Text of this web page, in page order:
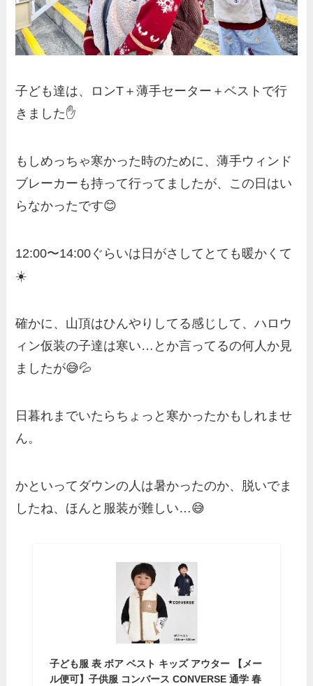
子ども達は、ロンT＋薄手セーター＋ベストで行
きました✋
もしめっちゃ寒かった時のために、薄手ウィンド
ブレーカーも持って行ってましたが、この日はい
らなかったです😊
12:00〜14:00ぐらいは日がさしてとても暖かくて
☀️
確かに、山頂はひんやりしてる感じして、ハロウ
ィン仮装の子達は寒い…とか言ってるの何人か見
ましたが😅💦
日暮れまでいたらちょっと寒かったかもしれませ
ん。
かといってダウンの人は暑かったのか、脱いでま
したね、ほんと服装が難しい…😅
子ども服 表 ボア ベスト キッズ アウター 【メー
ル便可】子供服 コンバース CONVERSE 通学 春